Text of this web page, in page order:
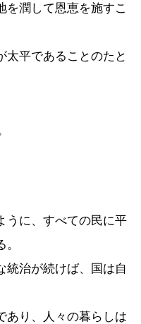
を潤して恩恵を施すこ
太平であることのたと
うに、すべての民に平
統治が続けば、国は自
あり、人々の暮らしは